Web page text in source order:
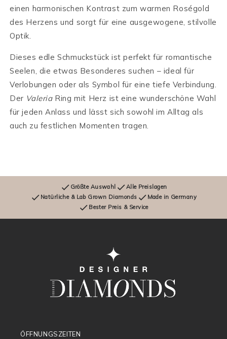
einen harmonischen Kontrast zum warmen Roségold
des Herzens und sorgt für eine ausgewogene, stilvolle
Optik.
Dieses edle Schmuckstück ist perfekt für romantische
Seelen, die etwas Besonderes suchen – ideal für
Verlobungen oder als Symbol für eine tiefe Verbindung.
Der ValeriaRing mit Herz ist eine wunderschöne Wahl
für jeden Anlass und lässt sich sowohl im Alltag als
auch zu festlichen Momenten tragen.
Größte Auswahl
Alle Preislagen
Natürliche & Lab Grown Diamonds
Made in Germany
Bester Preis & Service
ÖFFNUNGSZEITEN